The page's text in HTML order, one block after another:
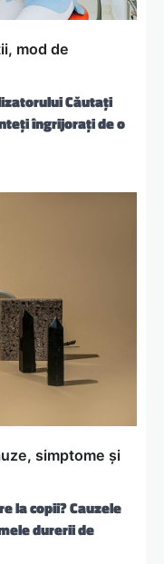
mod de
Căutați
îngrijorați de o
simptome și
la copii? Cauzele
durerii de